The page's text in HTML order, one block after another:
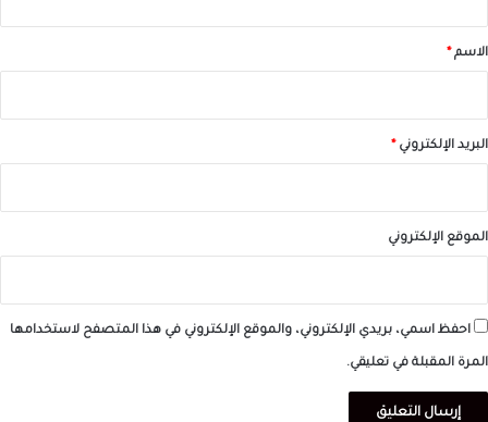
*الاسم *
البريد الإلكتروني *
الموقع الإلكتروني
احفظ اسمي، بريدي الإلكتروني، والموقع الإلكتروني في هذا المتصفح لاستخدامها
المرة المقبلة في تعليقي.